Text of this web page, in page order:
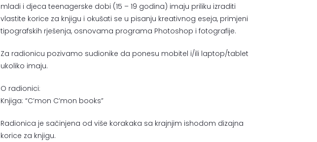
mladi i djeca teenagerske dobi (15 – 19 godina) imaju priliku izraditi
vlastite korice za knjigu i okušati se u pisanju kreativnog eseja, primjeni
tipografskih rješenja, osnovama programa Photoshop i fotografije.
Za radionicu pozivamo sudionike da ponesu mobitel i/ili laptop/tablet
ukoliko imaju.
O radionici:
Knjiga: “C’mon C’mon books”
Radionica je sačinjena od više korakaka sa krajnjim ishodom dizajna
korice za knjigu.